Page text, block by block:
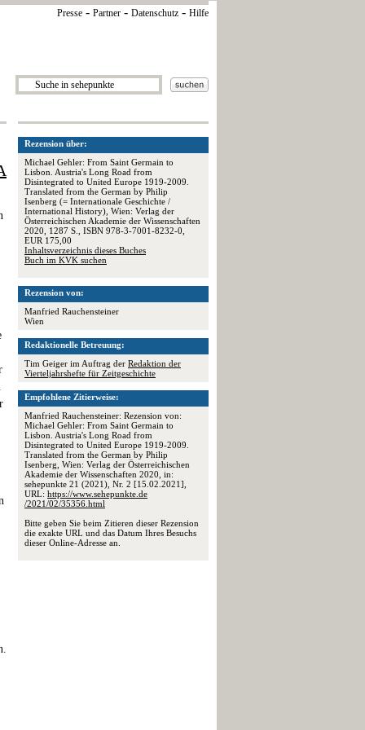
Presse - Partner - Datenschutz - Hilfe
Rezension über:
Michael Gehler: From Saint Germain to
Lisbon. Austria's Long Road from
Disintegrated to United Europe 1919-2009.
Translated from the German by Philip
Isenberg (= Internationale Geschichte /
International History), Wien: Verlag der
Österreichischen Akademie der Wissenschaften
2020, 1287 S., ISBN 978-3-7001-8232-0,
EUR 175,00
Inhaltsverzeichnis dieses Buches
Buch im KVK suchen
Rezension von:
Manfried Rauchensteiner
Wien
Redaktionelle Betreuung:
Tim Geiger im Auftrag der Redaktion der
Vierteljahrshefte für Zeitgeschichte
Empfohlene Zitierweise:
Manfried Rauchensteiner: Rezension von:
Michael Gehler: From Saint Germain to
Lisbon. Austria's Long Road from
Disintegrated to United Europe 1919-2009.
Translated from the German by Philip
Isenberg, Wien: Verlag der Österreichischen
Akademie der Wissenschaften 2020, in:
sehepunkte 21 (2021), Nr. 2 [15.02.2021],
URL: https://www.sehepunkte.de
/2021/02/35356.html
Bitte geben Sie beim Zitieren dieser Rezension
die exakte URL und das Datum Ihres Besuchs
dieser Online-Adresse an.